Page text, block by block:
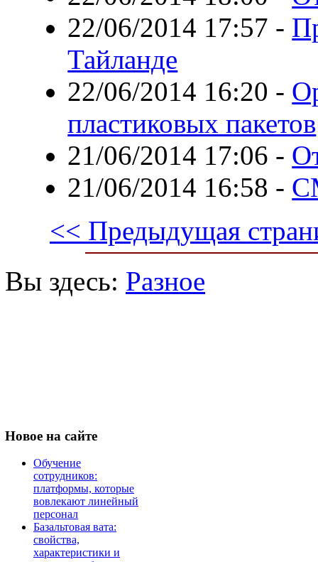
22/06/2014 17:57 -
Тайланде
22/06/2014 16:20 -
пластиковых пакетов
21/06/2014 17:06 -
21/06/2014 16:58 -
<< Предыдущая
Вы здесь: Разное
Новое на сайте
Обучение
сотрудников:
платформы, которые
вовлекают линейный
персонал
Базальтовая вата:
свойства,
характеристики и